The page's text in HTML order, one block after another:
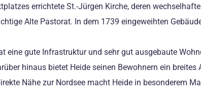
errichtete St.-Jürgen Kirche, deren
Alte Pastorat. In dem 1739 eingeweihten
eine gute Infrastruktur und sehr gut ausgebaute
hinaus bietet Heide seinen Bewohnern ein
Nähe zur Nordsee macht Heide in besonderem